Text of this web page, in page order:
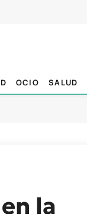
OCIO SALUD
la